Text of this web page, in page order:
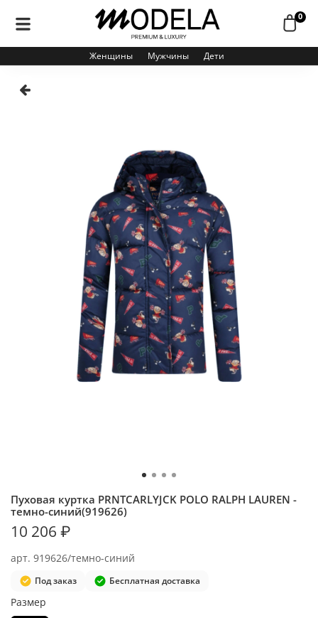
0
Женщины Мужчины Дети
арт. 919626/темно-синий
Пуховая куртка PRNTCARLYJCK POLO RALPH LAUREN -
темно-синий(919626)
Под заказ Бесплатная доставка
10 206 ₽
Размер